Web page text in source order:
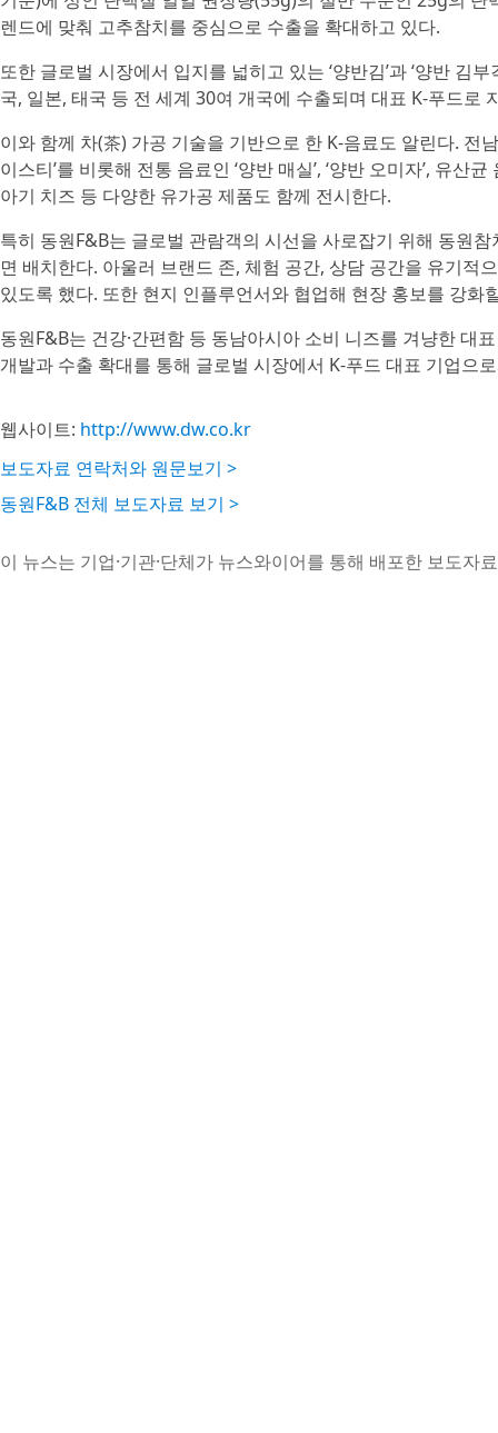
렌드에 맞춰 고추참치를 중심으로 수출을 확대하고 있다.
또한 글로벌 시장에서 입지를 넓히고 있는 ‘양반김’과 ‘양반 김
국, 일본, 태국 등 전 세계 30여 개국에 수출되며 대표 K-푸드로
이와 함께 차(茶) 가공 기술을 기반으로 한 K-음료도 알린다. 전
이스티’를 비롯해 전통 음료인 ‘양반 매실’, ‘양반 오미자’, 유산
아기 치즈 등 다양한 유가공 제품도 함께 전시한다.
특히 동원F&B는 글로벌 관람객의 시선을 사로잡기 위해 동원
면 배치한다. 아울러 브랜드 존, 체험 공간, 상담 공간을 유기
있도록 했다. 또한 현지 인플루언서와 협업해 현장 홍보를 강화
동원F&B는 건강·간편함 등 동남아시아 소비 니즈를 겨냥한 대
개발과 수출 확대를 통해 글로벌 시장에서 K-푸드 대표 기업으
웹사이트: http://www.dw.co.kr
보도자료 연락처와 원문보기 >
동원F&B 전체 보도자료 보기 >
이 뉴스는 기업·기관·단체가 뉴스와이어를 통해 배포한 보도자